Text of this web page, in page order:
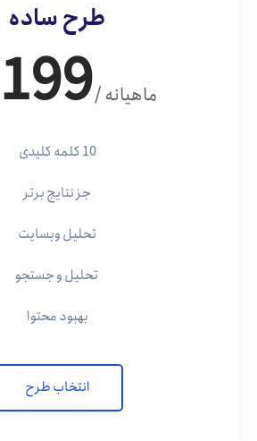
طرح ساده
199 / ماهیانه
10 کلمه کلیدی
جز نتایج برتر
تحلیل وبسایت
تحلیل و جستجو
بهبود محتوا
انتخاب طرح